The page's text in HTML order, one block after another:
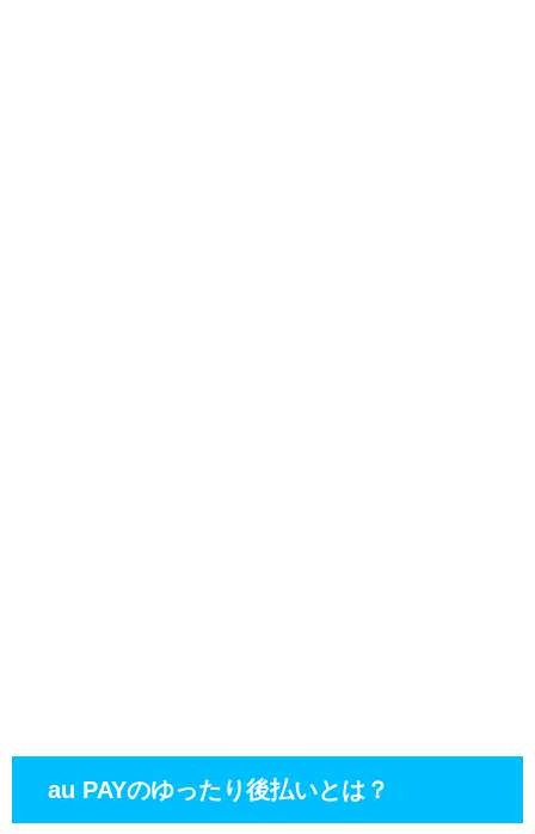
au PAYのゆったり後払いとは？